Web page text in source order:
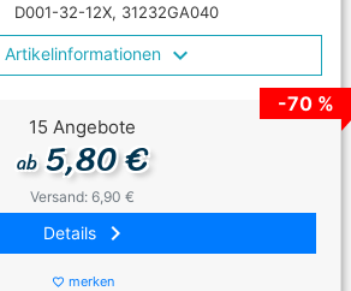
D001-32-12X, 31232GA040
Artikelinformationen
-70 %
15 Angebote
ab5,80 €
Versand: 6,90 €
Details keyboard_arrow_right
favorite_border merken